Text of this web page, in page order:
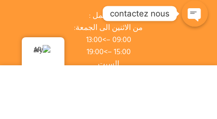
وقت العمل :
من الاثنين الى الجمعة:
09:00 –>13:00
15:00 –>19:00
السبت
AR
contactez nous